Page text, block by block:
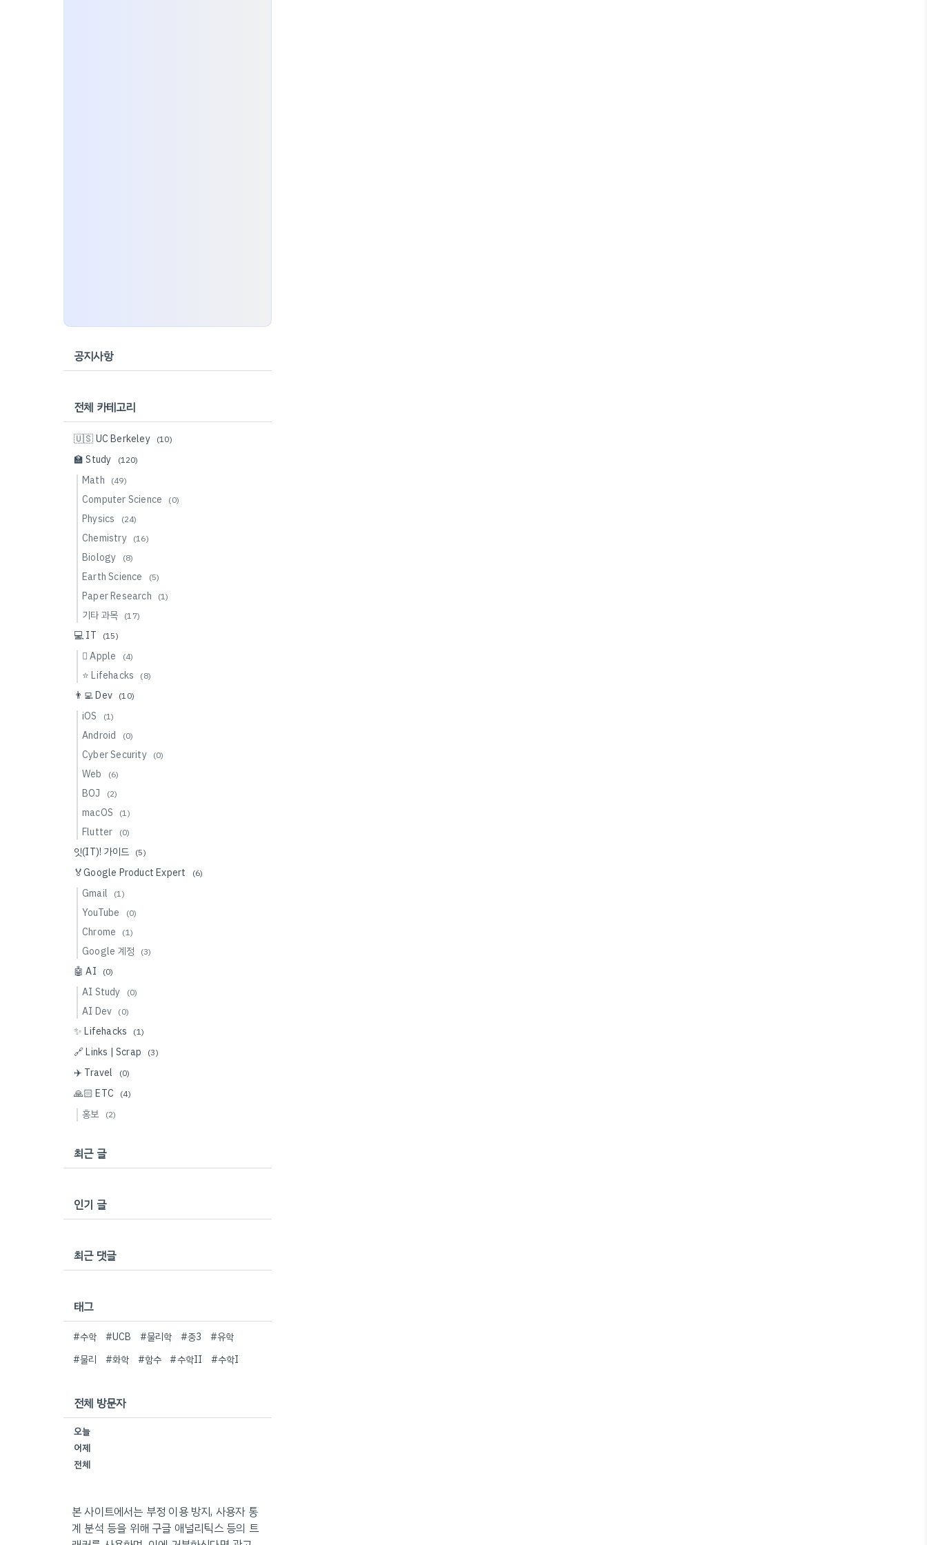
공지사항
전체 카테고리
🇺🇸 UC Berkeley (10)
🏫 Study (120)
Math (49)
Computer Science (0)
Physics (24)
Chemistry (16)
Biology (8)
Earth Science (5)
Paper Research (1)
기타 과목 (17)
💻 IT (15)
 Apple (4)
⭐️ Lifehacks (8)
👨‍💻 Dev (10)
iOS (1)
Android (0)
Cyber Security (0)
Web (6)
BOJ (2)
macOS (1)
Flutter (0)
잇(IT)! 가이드 (5)
🏅Google Product Expert (6)
Gmail (1)
YouTube (0)
Chrome (1)
Google 계정 (3)
🤖 AI (0)
AI Study (0)
AI Dev (0)
✨ Lifehacks (1)
🔗 Links | Scrap (3)
✈️ Travel (0)
🙏🏻 ETC (4)
홍보 (2)
최근 글
인기 글
최근 댓글
태그
#수학 #UCB #물리학 #중3
#유학
#물리
#화학 #함수 #수학II #수학I
전체 방문자
오늘
어제
전체
본 사이트에서는 부정 이용 방지, 사용자 통
계 분석 등을 위해 구글 애널리틱스 등의 트